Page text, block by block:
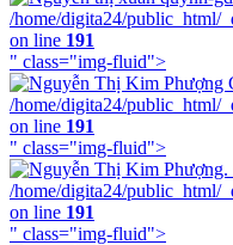
/home/digita24/public_html/
on line 191
" class="img-fluid">
/home/digita24/public_html/
on line 191
" class="img-fluid">
/home/digita24/public_html/
on line 191
" class="img-fluid">